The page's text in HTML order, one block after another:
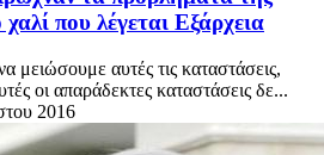
που λέγεται Εξάρχεια
μειώσουμε αυτές τις καταστάσεις,
οι απαράδεκτες καταστάσεις δε...
2016